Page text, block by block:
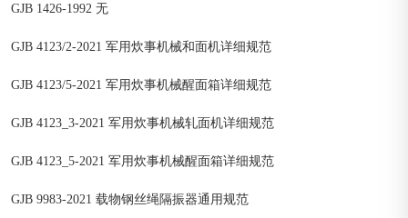
GJB 1426-1992 无
GJB 4123/2-2021 军用炊事机械和面机详细规范
GJB 4123/5-2021 军用炊事机械醒面箱详细规范
GJB 4123_3-2021 军用炊事机械轧面机详细规范
GJB 4123_5-2021 军用炊事机械醒面箱详细规范
GJB 9983-2021 载物钢丝绳隔振器通用规范